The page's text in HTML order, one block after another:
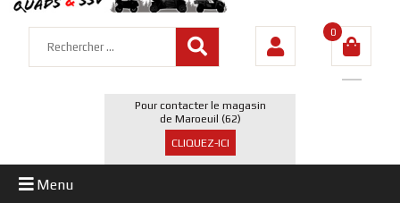
0
Pour contacter le magasin
de Maroeuil (62)
CLIQUEZ-ICI
Menu